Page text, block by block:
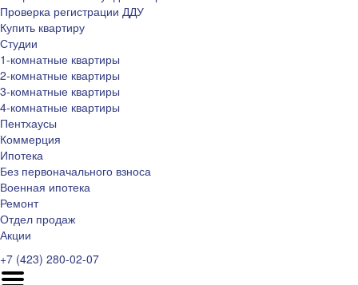
Проверка регистрации ДДУ
Купить квартиру
Студии
1-комнатные квартиры
2-комнатные квартиры
3-комнатные квартиры
4-комнатные квартиры
Пентхаусы
Коммерция
Ипотека
Без первоначального взноса
Военная ипотека
Ремонт
Отдел продаж
Акции
+7 (423) 280-02-07